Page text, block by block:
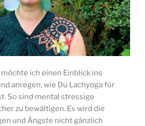
ich einen Einblick ins
anregen, wie Du Lachyoga für
So sind mental stressige
zu bewältigen. Es wird die
und Ängste nicht gänzlich